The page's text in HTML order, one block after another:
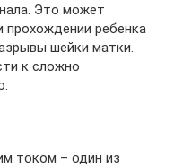
Это может
прохождении ребенка
шейки матки.
к сложно
током – один из